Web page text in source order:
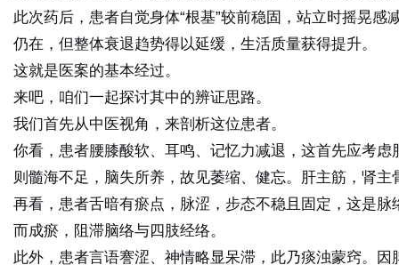
此次药后，患者自觉身体“根基”较前稳固，站立时摇晃
仍在，但整体衰退趋势得以延缓，生活质量获得提升。
这就是医案的基本经过。
来吧，咱们一起探讨其中的辨证思路。
我们首先从中医视角，来剖析这位患者。
你看，患者腰膝酸软、耳鸣、记忆力减退，这首先应考虑
则髓海不足，脑失所养，故见萎缩、健忘。肝主筋，肾
再看，患者舌暗有瘀点，脉涩，步态不稳且固定，这是脉
而成瘀，阻滞脑络与四肢经络。
此外，患者言语謇涩、神情略显呆滞，此乃痰浊蒙窍。因